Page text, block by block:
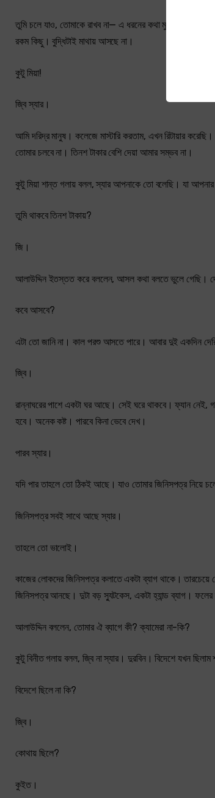
তুমি চলে যাও, তোমাকে রাখব না— এ ধরনের কথা মুখের ওপর বলা
রকম কিছু। বুদ্ধিটাই মাথায় আসছে না।
কুটু মিয়া!
জ্বি স্যার।
আমি দরিদ্র মানুষ। কলেজে মাস্টারি করতাম, এখন রিটায়ার
তোমার চলবে না। তিনশ টাকার বেশি দেয়া আমার সম্ভব না।
কুটু মিয়া শান্ত গলায় বলল, স্যার আপনাকে তো বলেছি। যা আপনার
তুমি থাকবে তিনশ টাকায়?
জি।
আলাউদ্দিন ইতস্তত করে বললেন, আসল কথা বলতে ভুলে গেছি।
কবে আসবে?
এটা তো জানি না। কাল পরশু আসতে পারে। আবার দুই একদিন
জ্বি।
রান্নাঘরের পাশে একটা ঘর আছে। সেই ঘরে থাকবে। ফ্যান নেই,
হবে। অনেক কষ্ট। পারবে কিনা ভেবে দেখ।
পারব স্যার।
যদি পার তাহলে তো ঠিকই আছে। যাও তোমার জিনিসপত্র নিয়ে
জিনিসপত্র সবই সাথে আছে স্যার।
তাহলে তো ভালোই।
কাজের লোকদের জিনিসপত্র কলাতে একটা ব্যাগ থাকে। তারচেয়ে
জিনিসপত্র আনছে। দুটা বড় স্যুটকেস, একটা হ্যান্ড ব্যাগ। ফলের
আলাউদ্দিন বললেন, তোমার ঐ ব্যাগে কী? ক্যামেরা না-কি?
কুটু বিনীত গলায় বলল, জ্বি না স্যার। দুরবিন। বিদেশে যখন ছিলাম
বিদেশে ছিলে না কি?
জ্বি।
কোথায় ছিলে?
কুইত।